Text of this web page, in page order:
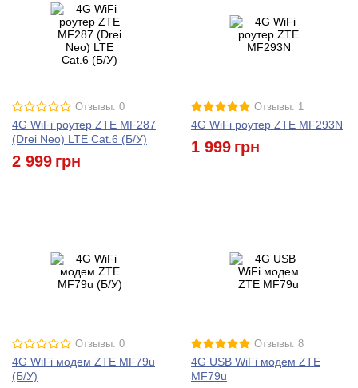
Отзывы: 0
4G WiFi роутер ZTE MF287
(Drei Neo) LTE Cat.6 (Б/У)
2 999 грн
Отзывы: 1
4G WiFi роутер ZTE MF293N
1 999 грн
Отзывы: 0
4G WiFi модем ZTE MF79u
(Б/У)
Отзывы: 8
4G USB WiFi модем ZTE
MF79u